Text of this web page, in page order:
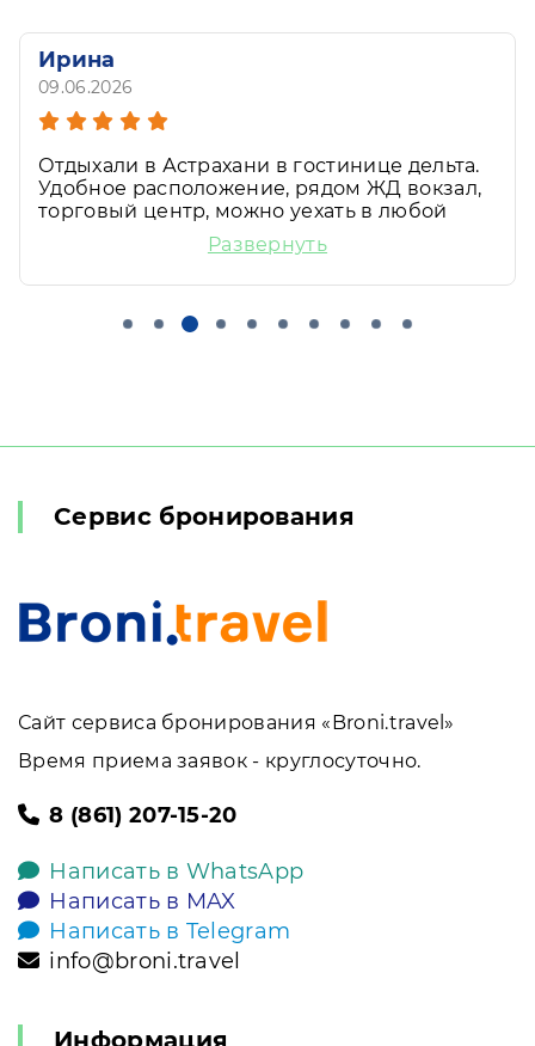
Ирина
09.06.2026
Отдыхали в Астрахани в гостинице дельта.
Удобное расположение, рядом ЖД вокзал,
торговый центр, можно уехать в любой
конец города. Вежливый персонал, клиент
ориентированный. Уютный, чистый номер
Развернуть
Сервис бронирования
Сайт сервиса бронирования «Broni.travel»
Время приема заявок - круглосуточно.
8 (861) 207-15-20
Написать в WhatsApp
Написать в MAX
Написать в Telegram
info@broni.travel